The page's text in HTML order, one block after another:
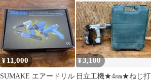
置付き
用）
¥ 11,000
SUMAKE エアードリル
¥3,100
日立工機★4㎜★ねじ打